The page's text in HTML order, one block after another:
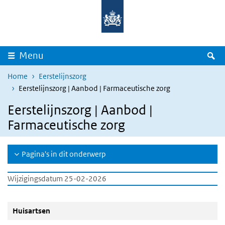
Overslaan en naar de inhoud gaan
Menu
Home
Eerstelijnszorg
Eerstelijnszorg | Aanbod | Farmaceutische zorg
Eerstelijnszorg | Aanbod |
Farmaceutische zorg
Pagina's in dit onderwerp
Wijzigingsdatum 25-02-2026
Huisartsen